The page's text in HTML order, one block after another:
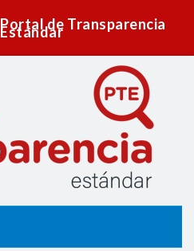
Portal de Transparencia
Estándar